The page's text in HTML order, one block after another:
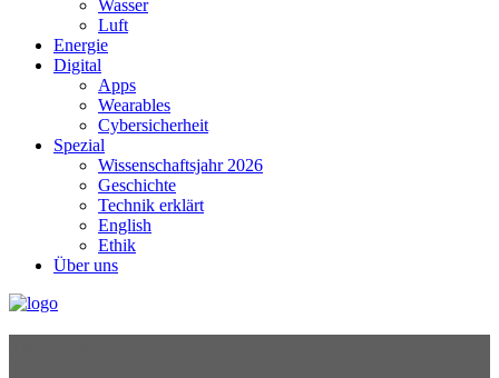
Wasser
Luft
Energie
Digital
Apps
Wearables
Cybersicherheit
Spezial
Wissenschaftsjahr 2026
Geschichte
Technik erklärt
English
Ethik
Über uns